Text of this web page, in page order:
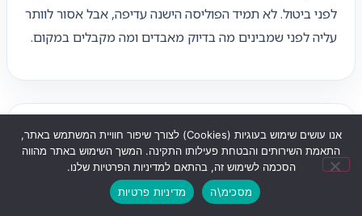
לפני ביטול. לא תמיד הפוליסה הישנה עדיפה, אבל אסור לוותר
עליה לפני שמבינים מה בדיוק מאבדים ומה מקבלים במקום.
טעויות נפוצות בביטול ביטוח
ישן ומעבר לחדש
לחצו לחיוג
אנו עושים שימוש בעוגיות (Cookies) לצורך שיפור חוויית המשתמש באתר,
התאמת השירותים והבטחת פעילותו התקינה. המשך השימוש באתר מהווה
הסכמה לשימוש זה, בהתאם למדיניות הפרטיות שלנו.
מסכימ\ה
מדיניות פרטיות